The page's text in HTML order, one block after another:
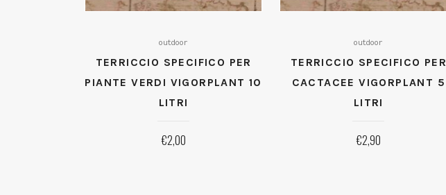
outdoor
TERRICCIO SPECIFICO PER
PIANTE VERDI VIGORPLANT 10
LITRI
€2,00
outdoor
TERRICCIO SPECIFICO PER
CACTACEE VIGORPLANT 5
LITRI
€2,90